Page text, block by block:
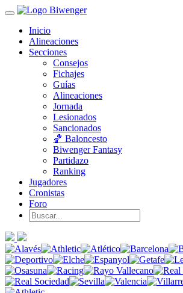
Inicio
Alineaciones
Secciones
Consejos
Fichajes
Guías
Alineaciones
Jornada
Lesionados
Sancionados
🏀 Baloncesto
Biwenger Fantasy
Partidazo
Ranking
Jugadores
Cronistas
Foro